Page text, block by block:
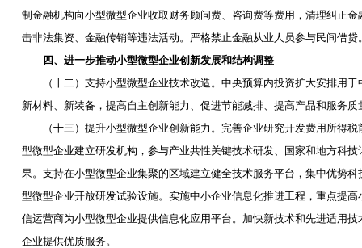
制金融机构向小型微型企业收取财务顾问费、咨询费等费用，清理纠正
击非法集资、金融传销等违法活动。严格禁止金融从业人员参与民间借
四、进一步推动小型微型企业创新发展和结构调整
（十二）支持小型微型企业技术改造。中央预算内投资扩大安排用于
新材料、新装备，提高自主创新能力、促进节能减排、提高产品和服务
（十三）提升小型微型企业创新能力。完善企业研究开发费用所得税
型微型企业建立研发机构，参与产业共性关键技术研发、国家和地方科
果。支持在小型微型企业集聚的区域建立健全技术服务平台，集中优势
型微型企业开放研发试验设施。实施中小企业信息化推进工程，重点提
信运营商为小型微型企业提供信息化应用平台。加快新技术和先进适用
企业提供优质服务。